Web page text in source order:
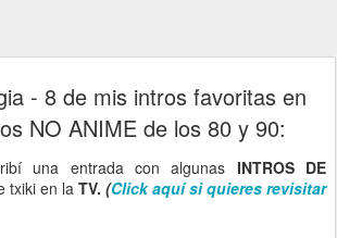
- 8 de mis intros favoritas en
NO ANIME de los 80 y 90:
una entrada con algunas INTROS DE
txiki en laTV. (Click aquí si quieres revisitar